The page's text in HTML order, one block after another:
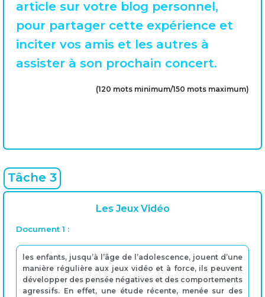
article sur votre blog personnel,
pour partager cette expérience et
inciter vos amis et les autres à
assister à son prochain concert.
(120 mots minimum/150 mots maximum)
Tâche 3
Les Jeux Vidéo
Document 1 :
les enfants, jusqu’à l’âge de l’adolescence, jouent d’une
manière régulière aux jeux vidéo et à force, ils peuvent
développer des pensée négatives et des comportements
agressifs. En effet, une étude récente, menée sur des